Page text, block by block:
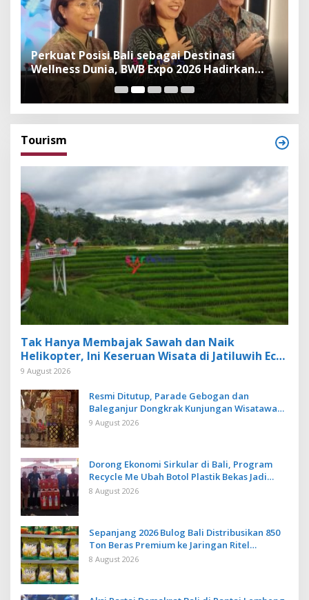
Perkuat Posisi Bali sebagai Destinasi
Wellness Dunia, BWB Expo 2026 Hadirkan
Exhibitor Nasional dan Global
Tourism
Tak Hanya Membajak Sawah dan Naik
Helikopter, Ini Keseruan Wisata di Jatiluwih Eco
Farm Tabanan
9 August 2026
Resmi Ditutup, Parade Gebogan dan
Baleganjur Dongkrak Kunjungan Wisatawan
Ulun Danu Beratan dan The Blooms
9 August 2026
Dorong Ekonomi Sirkular di Bali, Program
Recycle Me Ubah Botol Plastik Bekas Jadi
Bahan Baku Baru
8 August 2026
Sepanjang 2026 Bulog Bali Distribusikan 850
Ton Beras Premium ke Jaringan Ritel
Moderen
8 August 2026